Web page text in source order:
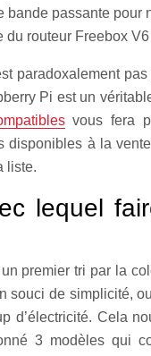
bande passante pour
routeur Freebox
paradoxalement
Pi est un
vous fera
à la
liste.
lequel
premier tri par la
souci de simplicité,
d’électricité. Cela
3 modèles qui